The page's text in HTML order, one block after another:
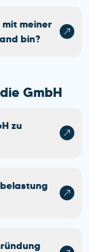
meiner
bin?
GmbH
zu